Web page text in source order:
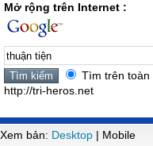
Mở rộng trên Internet :
Tìm trên toàn
http://tri-heros.net
Xem bản: Desktop | Mobile